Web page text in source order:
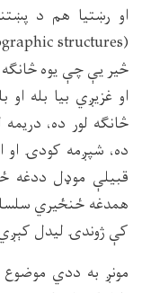
او رښتيا هم د
(
structures
څير يې چې يوه څانګه
او غزيږي بيا بله
څانګه لور ده،
ده، شپږمه كودۍ او
قبيلې موډل
همدغه ځنځيري
كې ژوندۍ ليدل
مونږ به ددي موضوع